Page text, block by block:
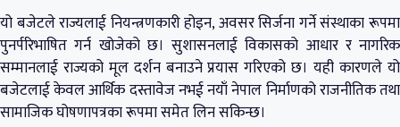
यो बजेटले राज्यलाई नियन्त्रणकारी होइन, अवसर सिर्जना गर्ने संस्थाका रूपमा
पुनर्परिभाषित गर्न खोजेको छ। सुशासनलाई विकासको आधार र नागरिक
सम्मानलाई राज्यको मूल दर्शन बनाउने प्रयास गरिएको छ। यही कारणले यो
बजेटलाई केवल आर्थिक दस्तावेज नभई नयाँ नेपाल निर्माणको राजनीतिक तथा
सामाजिक घोषणापत्रका रूपमा समेत लिन सकिन्छ।